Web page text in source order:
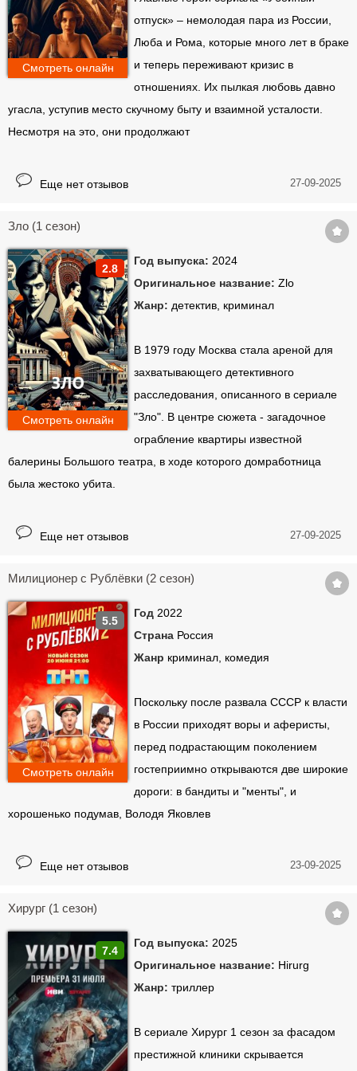
отпуск» – немолодая пара из России,
Люба и Рома, которые много лет в браке
и теперь переживают кризис в
отношениях. Их пылкая любовь давно
угасла, уступив место скучному быту и взаимной усталости.
Несмотря на это, они продолжают
Смотреть онлайн
Еще нет отзывов 27-09-2025
Зло (1 сезон)
2.8
Год выпуска: 2024
Оригинальное название: Zlo
Жанр: детектив, криминал
В 1979 году Москва стала ареной для
захватывающего детективного
расследования, описанного в сериале
"Зло". В центре сюжета - загадочное
ограбление квартиры известной
балерины Большого театра, в ходе которого домработница
была жестоко убита.
Смотреть онлайн
Еще нет отзывов 27-09-2025
Милиционер с Рублёвки (2 сезон)
5.5
Год 2022
Страна Россия
Жанр криминал, комедия
Поскольку после развала СССР к власти
в России приходят воры и аферисты,
перед подрастающим поколением
гостеприимно открываются две широкие
дороги: в бандиты и "менты", и
хорошенько подумав, Володя Яковлев
Смотреть онлайн
Еще нет отзывов 23-09-2025
Хирург (1 сезон)
7.4
Год выпуска: 2025
Оригинальное название: Hirurg
Жанр: триллер
В сериале Хирург 1 сезон за фасадом
престижной клиники скрывается